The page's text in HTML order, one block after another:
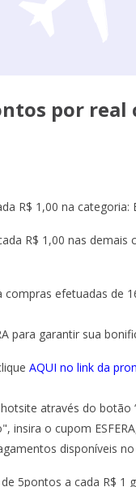
por real
R$ 1,00 na categoria:
R$ 1,00 nas demais
compras efetuadas de
para garantir sua
AQUI no link da
através do botão
insira o cupom
disponíveis no
5pontos a cada R$ 1